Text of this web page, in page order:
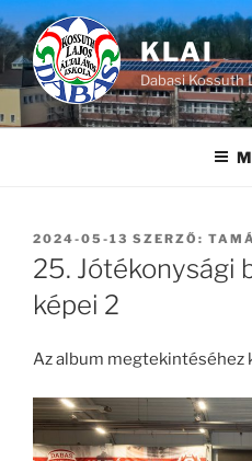
Tartalomhoz
KLAI
Dabasi Kossuth
BEKÜLDVE:
2024-05-13 SZERZŐ:
25. Jótékonysági
képei 2
Az album megtekintéséhez